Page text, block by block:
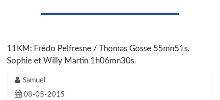
11KM: Frédo Pelfresne / Thomas Gosse 55mn51s,
Sophie et Willy Martin 1h06mn30s.
Samuel
08-05-2015